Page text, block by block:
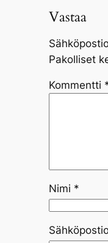
Vastaa
Pakolliset
Kommentti
Nimi *